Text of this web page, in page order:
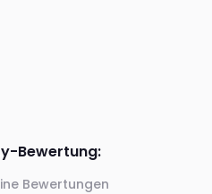
Bewertung:
Bewertungen